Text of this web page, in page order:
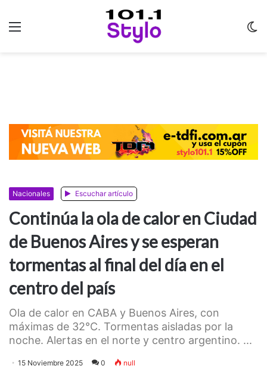
Nacionales Escuchar artículo
Continúa la ola de calor en Ciudad
de Buenos Aires y se esperan
tormentas al final del día en el
centro del país
Ola de calor en CABA y Buenos Aires, con
máximas de 32°C. Tormentas aisladas por la
noche. Alertas en el norte y centro argentino. ...
15 Noviembre 2025 0 null